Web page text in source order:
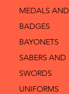
MEDALS AND
BADGES
BAYONETS
SABERS AND
SWORDS
UNIFORMS